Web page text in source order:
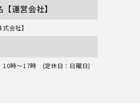
運営会社】
会社】
10時～17時 (定休日：日曜日)